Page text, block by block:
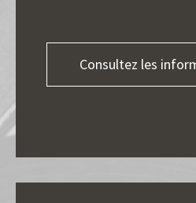
Consultez les